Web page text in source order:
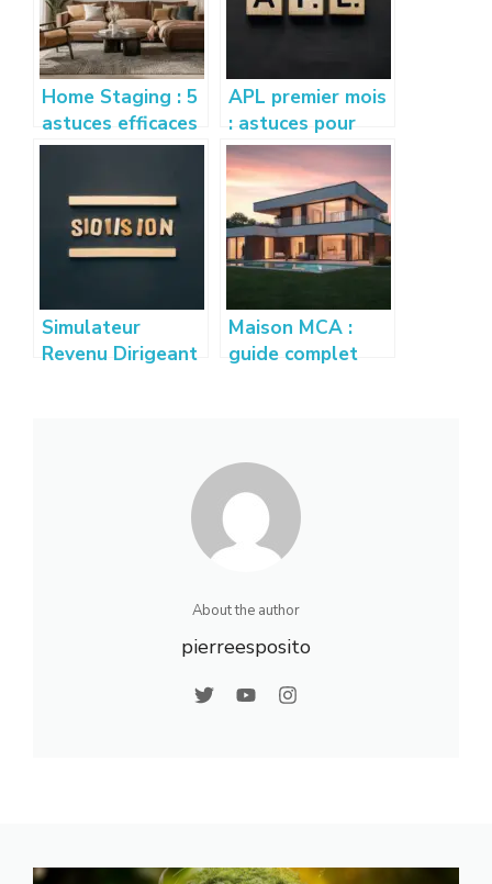
Home Staging : 5
astuces efficaces
pour vendre son
rapidement
APL premier mois
: astuces pour
bien calculer et
optimiser vos
droits
Simulateur
Revenu Dirigeant
Maison MCA :
guide complet
About the author
pierreesposito